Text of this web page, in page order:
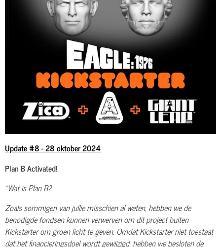
Update #8 - 28 oktober 2024
Plan B Activated!
"Wat is Plan B?
Zoals sommigen van jullie misschien al weten, hebben we de
benodigde fondsen kunnen verwerven om dit project buiten
Kickstarter om groen licht te geven. Omdat Kickstarter niet toestaat
dat het financieringsdoel wordt gewijzigd, hebben we besloten de